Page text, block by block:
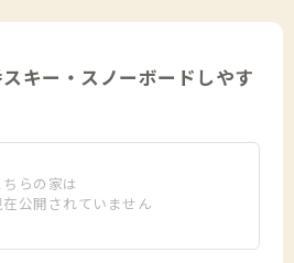
キー・スノーボードしやす
ちらの家は
在公開されていません